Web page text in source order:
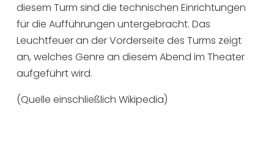
diesem Turm sind die technischen Einrichtungen
für die Aufführungen untergebracht. Das
Leuchtfeuer an der Vorderseite des Turms zeigt
an, welches Genre an diesem Abend im Theater
aufgeführt wird.
(Quelle einschließlich Wikipedia)